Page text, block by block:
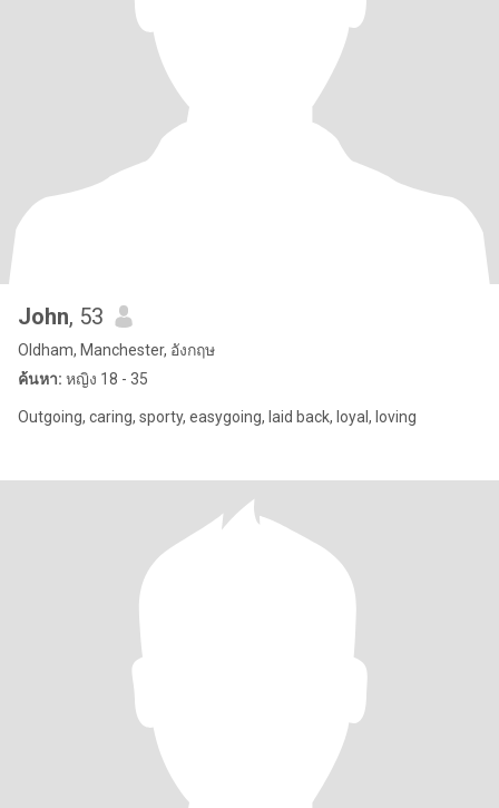
John, 53
Oldham, Manchester, อังกฤษ
ค้นหา: หญิง 18 - 35
Outgoing, caring, sporty, easygoing, laid back, loyal, loving